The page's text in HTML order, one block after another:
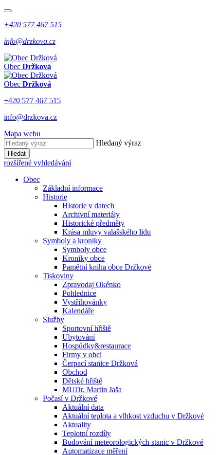
+420 577 467 515
info@drzkova.cz
Obec Držková
Obec Držková
+420 577 467 515
info@drzkova.cz
Mapa webu
Hledaný výraz
Hledat
rozšířené vyhledávání
Obec
Základní informace
Historie
Historie v datech
Archivní materiály
Historické předměty
Krása mluvy valašského lidu
Symboly a kroniky
Symboly obce
Kroniky obce
Pamětní kniha obce Držkové
Tiskoviny
Zpravodaj Okénko
Pohlednice
Vystřihovánky
Kalendáře
Služby
Sportovní hřiště
Ubytování
Hospůdky&restaurace
Firmy v obci
Čerpací stanice Držková
Obchod
Dětské hřiště
MUDr. Martin Jaša
Počasí v Držkové
Aktuální data
Aktuální teplota a vlhkost vzduchu v Držkové
Aktuality
Teplotní rozdíly
Budování meteorologických stanic v Držkové
Automatizace měření